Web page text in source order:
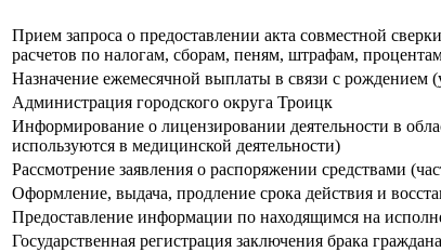
Прием запроса о предоставлении акта совместной
расчетов по налогам, сборам, пеням, штрафам,
Назначение ежемесячной выплаты в связи с рождением
Администрация городского округа Троицк
Информирование о лицензировании деятельности в
используются в медицинской деятельности)
Рассмотрение заявления о распоряжении средствами
Оформление, выдача, продление срока действия и
Предоставление информации по находящимся на
Государственная регистрация заключения брака